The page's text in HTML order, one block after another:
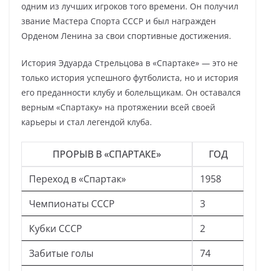
одним из лучших игроков того времени. Он получил
звание Мастера Спорта СССР и был награжден
Орденом Ленина за свои спортивные достижения.
История Эдуарда Стрельцова в «Спартаке» — это не
только история успешного футболиста, но и история
его преданности клубу и болельщикам. Он оставался
верным «Спартаку» на протяжении всей своей
карьеры и стал легендой клуба.
ПРОРЫВ В «СПАРТАКЕ»
ГОД
Переход в «Спартак»
1958
Чемпионаты СССР
3
Кубки СССР
2
Забитые голы
74